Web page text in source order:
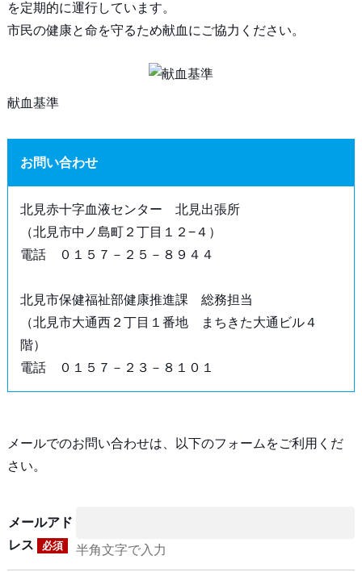
を定期的に運行しています。
市民の健康と命を守るため献血にご協力ください。
献血基準
お問い合わせ
北見赤十字血液センター 北見出張所
（北見市中ノ島町２丁目１２−４）
電話 ０１５７－２５－８９４４
北見市保健福祉部健康推進課 総務担当
（北見市大通西２丁目１番地 まちきた大通ビル４
階）
電話 ０１５７－２３－８１０１
メールでのお問い合わせは、以下のフォームをご利用くだ
さい。
メールアド
レス
必須 半角文字で入力